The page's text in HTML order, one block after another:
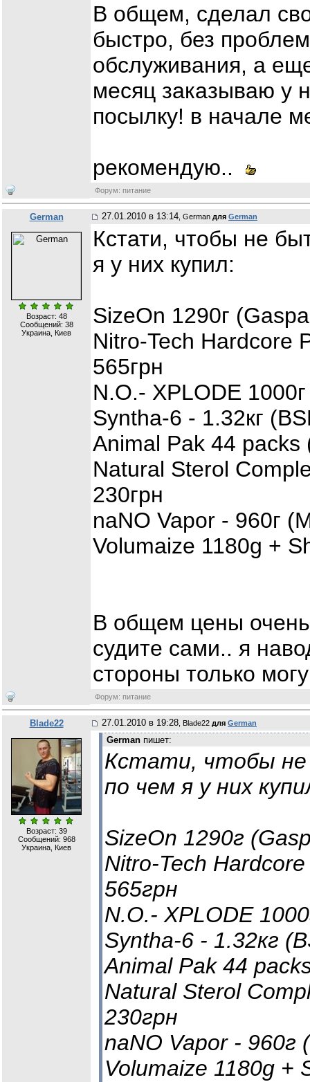
В общем, сделал
быстро, без
обслуживания, а
месяц заказываю у
посылку! в начале
рекомендую..
Форум: питание
German 27.01.2010 в 13:14 , German для German
Возраст: 48
Сообщений: 38
Украина, Киев
Кстати, чтобы не
я у них купил:
SizeOn 1290г
Nitro-Tech Hardcore
565грн
N.O.- XPLODE
Syntha-6 - 1.32кг
Animal Pak 44 packs
Natural Sterol
230грн
naNO Vapor - 960г
Volumaize 1180g +
В общем цены
судите сами.. я
стороны только
Форум: питание
Blade22 27.01.2010 в 19:28 , Blade22 для German
Возраст: 39
Сообщений: 968
Украина, Киев
Germanпишет:
Кстати, чтобы
по чем я у них
SizeOn 1290г
Nitro-Tech
565грн
N.O.- XPLODE
Syntha-6 - 1.32кг
Animal Pak 44
Natural Sterol
230грн
naNO Vapor - 960г
Volumaize 1180g +